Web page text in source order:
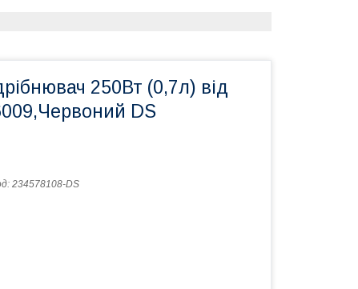
250Вт (0,7л) від
DS
234578108-DS